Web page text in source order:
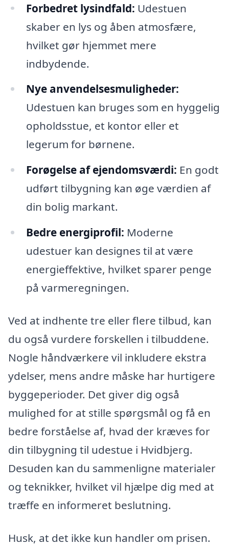
Forbedret lysindfald: Udestuen
skaber en lys og åben atmosfære,
hvilket gør hjemmet mere
indbydende.
Nye anvendelsesmuligheder:
Udestuen kan bruges som en hyggelig
opholdsstue, et kontor eller et
legerum for børnene.
Forøgelse af ejendomsværdi: En godt
udført tilbygning kan øge værdien af
din bolig markant.
Bedre energiprofil: Moderne
udestuer kan designes til at være
energieffektive, hvilket sparer penge
på varmeregningen.
Ved at indhente tre eller flere tilbud, kan
du også vurdere forskellen i tilbuddene.
Nogle håndværkere vil inkludere ekstra
ydelser, mens andre måske har hurtigere
byggeperioder. Det giver dig også
mulighed for at stille spørgsmål og få en
bedre forståelse af, hvad der kræves for
din tilbygning til udestue i Hvidbjerg.
Desuden kan du sammenligne materialer
og teknikker, hvilket vil hjælpe dig med at
træffe en informeret beslutning.
Husk, at det ikke kun handler om prisen.